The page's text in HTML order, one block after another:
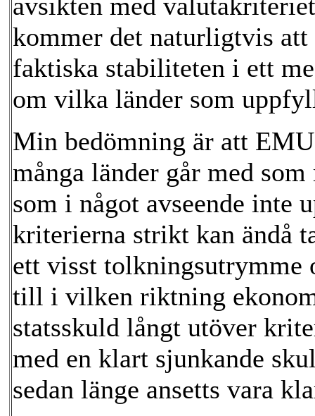
avsikten med
kommer det naturligtvis att
faktiska stabiliteten i ett
om vilka länder som
Min bedömning är att
många länder går med
som i något avseende inte
kriterierna strikt kan ändå
ett visst tolkningsutrymme
till i vilken riktning
statsskuld långt utöver
med en klart sjunkande
sedan länge ansetts vara